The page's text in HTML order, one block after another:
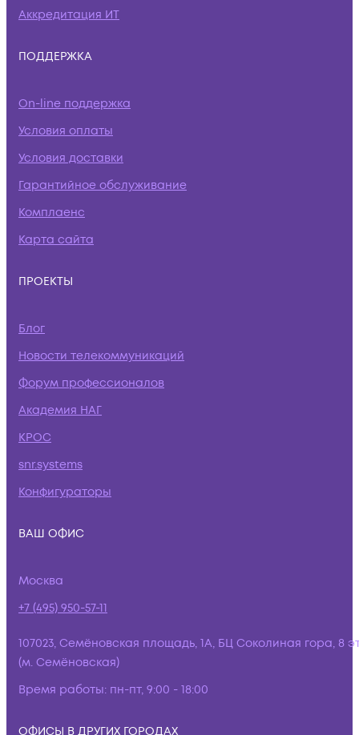
Аккредитация ИТ
ПОДДЕРЖКА
On-line поддержка
Условия оплаты
Условия доставки
Гарантийное обслуживание
Комплаенс
Карта сайта
ПРОЕКТЫ
Блог
Новости телекоммуникаций
Форум профессионалов
Академия НАГ
КРОС
snr.systems
Конфигураторы
ВАШ ОФИС
Москва
+7 (495) 950-57-11
107023, Семёновская площадь, 1А, БЦ Соколиная гора, 8
(м. Семёновская)
Время работы: пн-пт, 9:00 - 18:00
ОФИСЫ В ДРУГИХ ГОРОДАХ